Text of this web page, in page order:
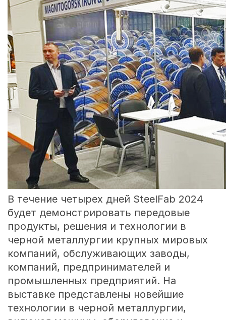
В течение четырех дней SteelFab 2024
будет демонстрировать передовые
продукты, решения и технологии в
черной металлургии крупных мировых
компаний, обслуживающих заводы,
компаний, предпринимателей и
промышленных предприятий. На
выставке представлены новейшие
технологии в черной металлургии,